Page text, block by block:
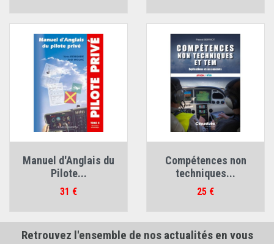
Manuel d'Anglais du
Pilote...
Prix
31 €
Compétences non
techniques...
Prix
25 €
Retrouvez l'ensemble de nos actualités en vous